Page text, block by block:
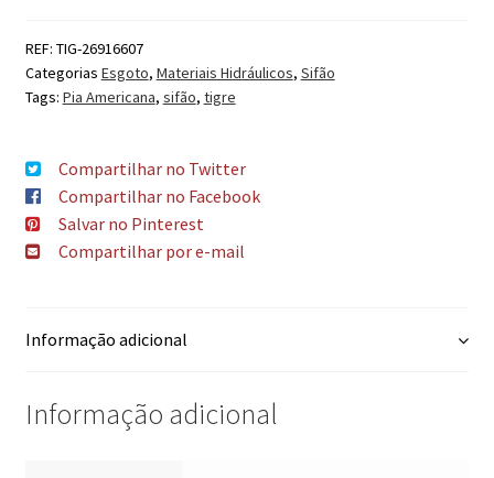
REF: TIG-26916607
Categorias Esgoto, Materiais Hidráulicos, Sifão
Tags: Pia Americana, sifão, tigre
Compartilhar no Twitter
Compartilhar no Facebook
Salvar no Pinterest
Compartilhar por e-mail
Informação adicional
Informação adicional